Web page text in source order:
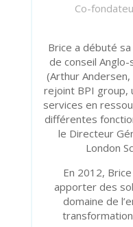
Co-
Brice a débuté
de conseil
(Arthur
rejoint BPI group,
services en
différentes
le Directeur
London
En 2012,
apporter des
domaine de